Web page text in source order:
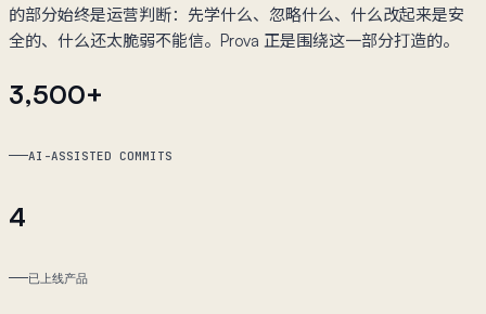
的部分始终是运营判断：先学什么、忽略什么、什么改起来是安
全的、什么还太脆弱不能信。Prova 正是围绕这一部分打造的。
3,500+
AI-ASSISTED COMMITS
4
已上线产品